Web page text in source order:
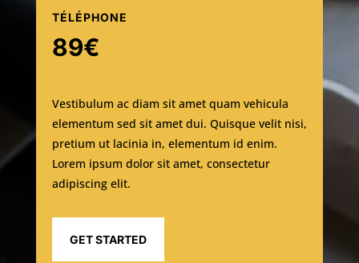
TÉLÉPHONE
89€
Vestibulum ac diam sit amet quam vehicula
elementum sed sit amet dui. Quisque velit nisi,
pretium ut lacinia in, elementum id enim.
Lorem ipsum dolor sit amet, consectetur
adipiscing elit.
GET STARTED